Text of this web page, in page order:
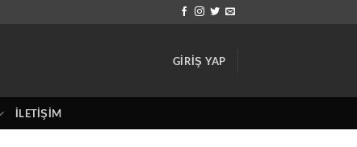
GIRIŞ YAP
İLETIŞIM